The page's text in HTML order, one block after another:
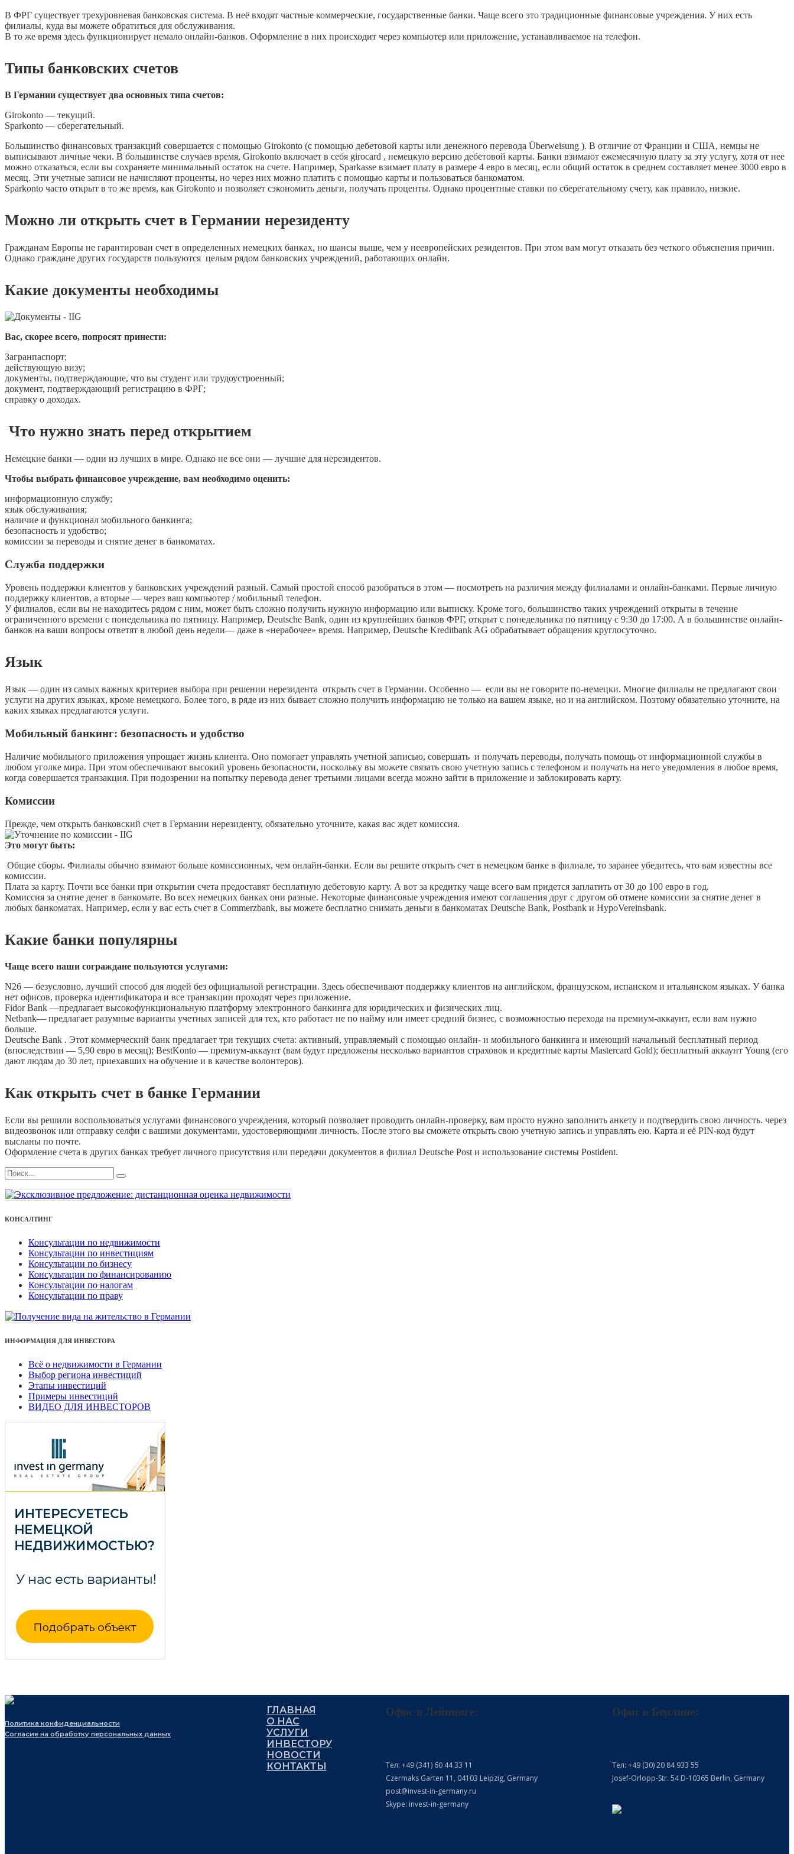
В ФРГ существует трехуровневая банковская система. В неё входят частные коммерческие, государственные банки. Чаще всего это традиционные финансовые учреждения. У них есть
филиалы, куда вы можете обратиться для обслуживания.
В то же время здесь функционирует немало онлайн-банков. Оформление в них происходит через компьютер или приложение, устанавливаемое на телефон.
Типы банковских счетов
В Германии существует два основных типа счетов:
Girokonto — текущий.
Sparkonto — сберегательный.
Большинство финансовых транзакций совершается с помощью Girokonto (с помощью дебетовой карты или денежного перевода Überweisung ). В отличие от Франции и США, немцы не
выписывают личные чеки. В большинстве случаев время, Girokonto включает в себя girocard , немецкую версию дебетовой карты. Банки взимают ежемесячную плату за эту услугу, хотя от нее
можно отказаться, если вы сохраняете минимальный остаток на счете. Например, Sparkasse взимает плату в размере 4 евро в месяц, если общий остаток в среднем составляет менее 3000 евро в
месяц. Эти учетные записи не начисляют проценты, но через них можно платить с помощью карты и пользоваться банкоматом.
Sparkonto часто открыт в то же время, как Girokonto и позволяет сэкономить деньги, получать проценты. Однако процентные ставки по сберегательному счету, как правило, низкие.
Можно ли открыть счет в Германии нерезиденту
Гражданам Европы не гарантирован счет в определенных немецких банках, но шансы выше, чем у неевропейских резидентов. При этом вам могут отказать без четкого объяснения причин.
Однако граждане других государств пользуются целым рядом банковских учреждений, работающих онлайн.
Какие документы необходимы
Вас, скорее всего, попросят принести:
Загранпаспорт;
действующую визу;
документы, подтверждающие, что вы студент или трудоустроенный;
документ, подтверждающий регистрацию в ФРГ;
справку о доходах.
Что нужно знать перед открытием
Немецкие банки — одни из лучших в мире. Однако не все они — лучшие для нерезидентов.
Чтобы выбрать финансовое учреждение, вам необходимо оценить:
информационную службу;
язык обслуживания;
наличие и функционал мобильного банкинга;
безопасность и удобство;
комиссии за переводы и снятие денег в банкоматах.
Служба поддержки
Уровень поддержки клиентов у банковских учреждений разный. Самый простой способ разобраться в этом — посмотреть на различия между филиалами и онлайн-банками. Первые личную
поддержку клиентов, а вторые — через ваш компьютер / мобильный телефон.
У филиалов, если вы не находитесь рядом с ним, может быть сложно получить нужную информацию или выписку. Кроме того, большинство таких учреждений открыты в течение
ограниченного времени с понедельника по пятницу. Например, Deutsche Bank, один из крупнейших банков ФРГ, открыт с понедельника по пятницу с 9:30 до 17:00. А в большинстве онлайн-
банков на ваши вопросы ответят в любой день недели— даже в «нерабочее» время. Например, Deutsche Kreditbank AG обрабатывает обращения круглосуточно.
Язык
Язык — один из самых важных критериев выбора при решении нерезидента открыть счет в Германии. Особенно — если вы не говорите по-немецки. Многие филиалы не предлагают свои
услуги на других языках, кроме немецкого. Более того, в ряде из них бывает сложно получить информацию не только на вашем языке, но и на английском. Поэтому обязательно уточните, на
каких языках предлагаются услуги.
Мобильный банкинг: безопасность и удобство
Наличие мобильного приложения упрощает жизнь клиента. Оно помогает управлять учетной записью, совершать и получать переводы, получать помощь от информационной службы в
любом уголке мира. При этом обеспечивают высокий уровень безопасности, поскольку вы можете связать свою учетную запись с телефоном и получать на него уведомления в любое время,
когда совершается транзакция. При подозрении на попытку перевода денег третьими лицами всегда можно зайти в приложение и заблокировать карту.
Комиссии
Прежде, чем открыть банковский счет в Германии нерезиденту, обязательно уточните, какая вас ждет комиссия.
Это могут быть:
Общие сборы. Филиалы обычно взимают больше комиссионных, чем онлайн-банки. Если вы решите открыть счет в немецком банке в филиале, то заранее убедитесь, что вам известны все
комиссии.
Плата за карту. Почти все банки при открытии счета предоставят бесплатную дебетовую карту. А вот за кредитку чаще всего вам придется заплатить от 30 до 100 евро в год.
Комиссия за снятие денег в банкомате. Во всех немецких банках они разные. Некоторые финансовые учреждения имеют соглашения друг с другом об отмене комиссии за снятие денег в
любых банкоматах. Например, если у вас есть счет в Commerzbank, вы можете бесплатно снимать деньги в банкоматах Deutsche Bank, Postbank и HypoVereinsbank.
Какие банки популярны
Чаще всего наши сограждане пользуются услугами:
N26 — безусловно, лучший способ для людей без официальной регистрации. Здесь обеспечивают поддержку клиентов на английском, французском, испанском и итальянском языках. У банка
нет офисов, проверка идентификатора и все транзакции проходят через приложение.
Fidor Bank —предлагает высокофункциональную платформу электронного банкинга для юридических и физических лиц.
Netbank— предлагает разумные варианты учетных записей для тех, кто работает не по найму или имеет средний бизнес, с возможностью перехода на премиум-аккаунт, если вам нужно
больше.
Deutsche Bank . Этот коммерческий банк предлагает три текущих счета: активный, управляемый с помощью онлайн- и мобильного банкинга и имеющий начальный бесплатный период
(впоследствии — 5,90 евро в месяц); BestKonto — премиум-аккаунт (вам будут предложены несколько вариантов страховок и кредитные карты Mastercard Gold); бесплатный аккаунт Young (его
дают людям до 30 лет, приехавших на обучение и в качестве волонтеров).
Как открыть счет в банке Германии
Если вы решили воспользоваться услугами финансового учреждения, который позволяет проводить онлайн-проверку, вам просто нужно заполнить анкету и подтвердить свою личность. через
видеозвонок или отправку селфи с вашими документами, удостоверяющими личность. После этого вы сможете открыть свою учетную запись и управлять ею. Карта и её PIN-код будут
высланы по почте.
Оформление счета в других банках требует личного присутствия или передачи документов в филиал Deutsche Post и использование системы Postident.
КОНСАЛТИНГ
Консультации по недвижимости
Консультации по инвестициям
Консультации по бизнесу
Консультации по финансированию
Консультации по налогам
Консультации по праву
ИНФОРМАЦИЯ ДЛЯ ИНВЕСТОРА
Всё о недвижимости в Германии
Выбор региона инвестиций
Этапы инвестиций
Примеры инвестиций
ВИДЕО ДЛЯ ИНВЕСТОРОВ
Политика конфиденциальности
Согласие на обработку персональных данных
ГЛАВНАЯ
О НАС
УСЛУГИ
ИНВЕСТОРУ
НОВОСТИ
КОНТАКТЫ
Офис в Лейпциге:
Тел: +49 (341) 60 44 33 11
Czermaks Garten 11, 04103 Leipzig, Germany
post@invest-in-germany.ru
Skype: invest-in-germany
Офис в Берлине:
Тел: +49 (30) 20 84 933 55
Josef-Orlopp-Str. 54 D-10365 Berlin, Germany